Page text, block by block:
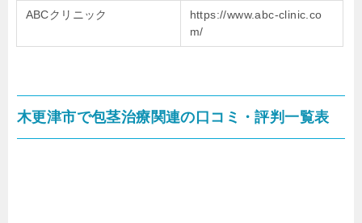
ABCクリニック
https://www.abc-clinic.co
m/
木更津市で包茎治療関連の口コミ・評判一覧表